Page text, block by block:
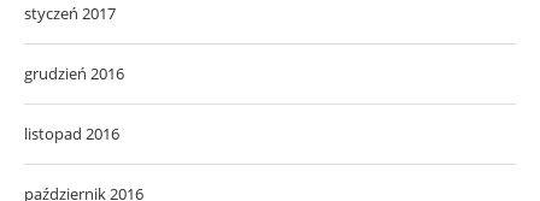
styczeń 2017
grudzień 2016
listopad 2016
październik 2016